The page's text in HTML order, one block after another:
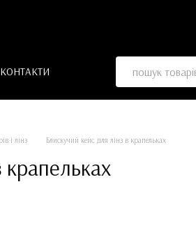
КОНТАКТИ
і лінз Блискучий кейс для лінз в крапельках
крапельках